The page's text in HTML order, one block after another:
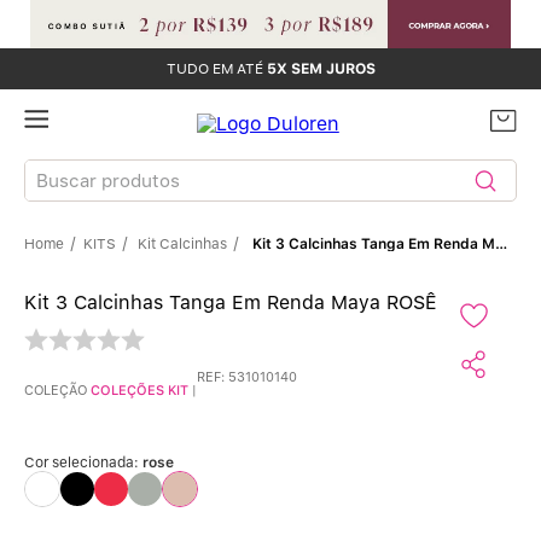
TUDO EM ATÉ 5X SEM JUROS
Buscar produtos
KITS Kit Calcinhas Kit 3 Calcinhas Tanga Em Renda Maya ROSÊ
Kit 3 Calcinhas Tanga Em Renda Maya ROSÊ
COLEÇÃO COLEÇÕES KIT |
REF: 531010140
Cor selecionada: rose
TERMOS MAIS BUSCADOS
1º Sutiãs
º Conjunto